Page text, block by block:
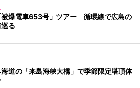
被爆電車653号」ツアー 循環線で広島の
る
海道の「来島海峡大橋」で季節限定塔頂体